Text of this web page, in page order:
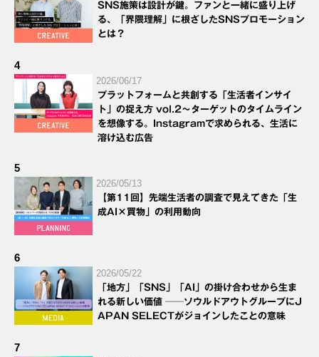
SNS施策は設計が鍵。ファンと一緒に盛り上げ
る、「界隈理解」に根ざしたSNSプロモーション
とは？
4
2026/06/17
プラットフォームと共創する「生活者インサイ
ト」の捉え方 vol.2～ターゲットのタイムライン
を想像する。Instagramで求められる、生活に
溶け込む広告
5
2026/05/13
【第11回】先端生活者の調査で見えてきた「生
成AI×買物」の利用動向
6
2026/05/22
「地方」「SNS」「AI」の掛け合わせから生ま
れる新しい価値 ──ソウルドアウトグループにJ
APAN SELECTがジョインしたことの意味
7